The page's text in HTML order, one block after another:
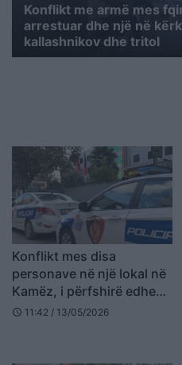
Konflikt me armë mes
arrestuar dhe një në
kallashnikov dhe tritol
Konflikt mes disa
personave në një lokal në
Kamëz, i përfshirë edhe
një efektiv i FNSH,
schedule 11:42 / 13/05/2026